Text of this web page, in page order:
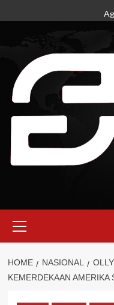
to
Menu
HOME NASIONAL
KEMERDEKAAN AMERIKA